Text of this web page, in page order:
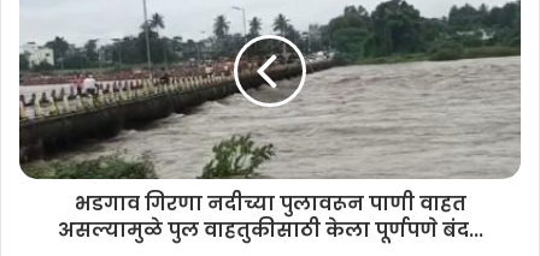
भडगाव गिरणा नदीच्या पुलावरून पाणी वाहत
असल्यामुळे पुल वाहतुकीसाठी केला पूर्णपणे बंद...